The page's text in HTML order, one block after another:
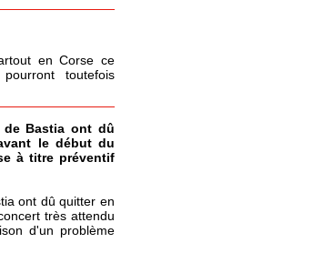
en Corse ce
toutefois
de Bastia ont dû
le début du
à titre préventif
ont dû quitter en
très attendu
d'un problème